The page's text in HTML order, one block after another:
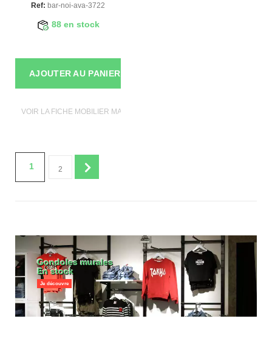
Ref: bar-noi-ava-3722
88 en stock
AJOUTER AU PANIER
VOIR LA FICHE MOBILIER MAGASIN
1 2
Gondoles murales
En stock
Je découvre